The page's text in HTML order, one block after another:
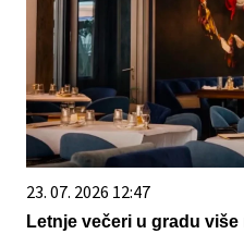
23. 07. 2026 12:47
Letnje večeri u gradu